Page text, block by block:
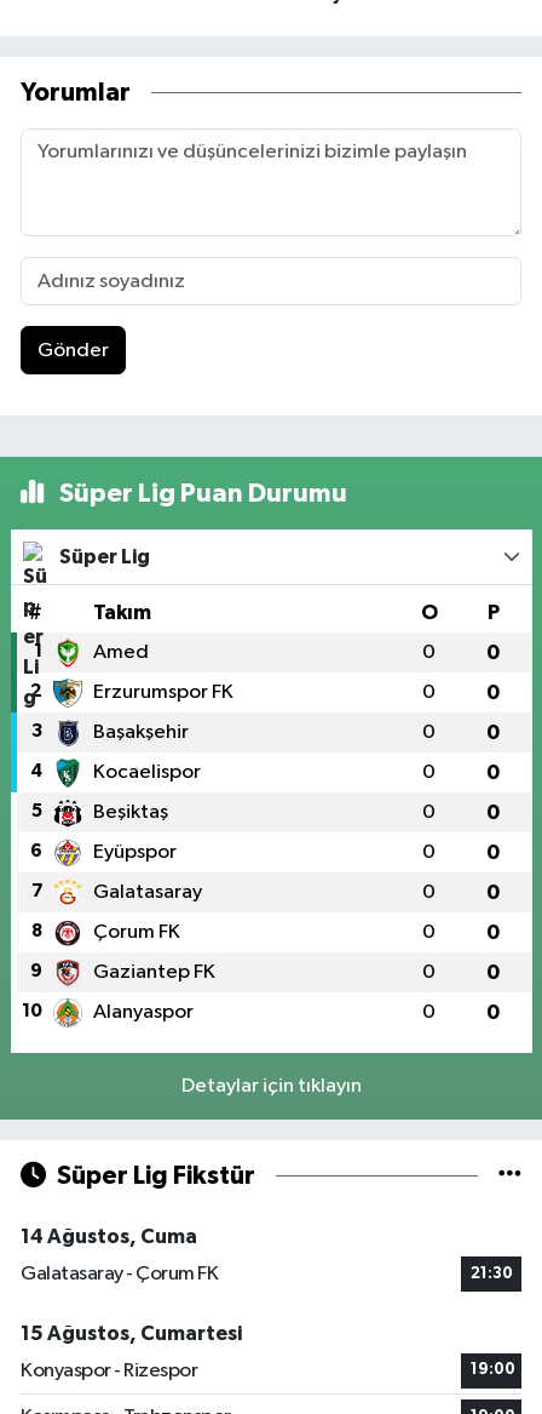
Yorumlar
Gönder
Süper Lig Puan Durumu
Süper Lig
# Takım O P
1 Amed 0 0
2 Erzurumspor FK 0 0
3 Başakşehir 0 0
4 Kocaelispor 0 0
5 Beşiktaş 0 0
6 Eyüpspor 0 0
7 Galatasaray 0 0
8 Çorum FK 0 0
9 Gaziantep FK 0 0
10 Alanyaspor 0 0
Detaylar için tıklayın
Süper Lig Fikstür
14 Ağustos, Cuma
Galatasaray - Çorum FK
21:30
15 Ağustos, Cumartesi
Konyaspor - Rizespor
19:00